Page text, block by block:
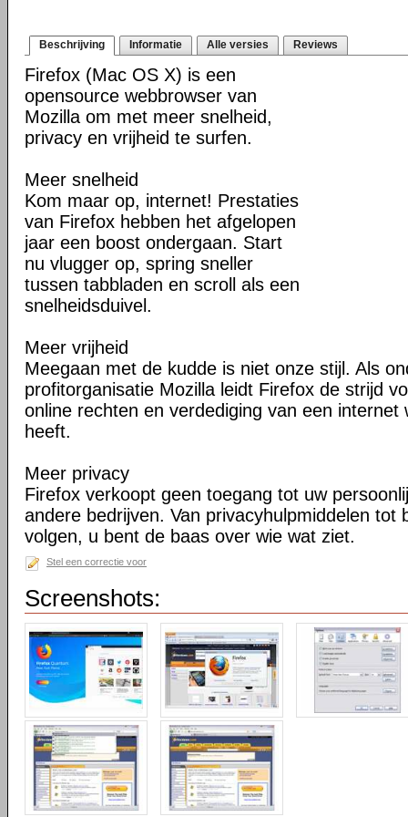
Beschrijving Informatie Alle versies Reviews
Firefox (Mac OS X) is een
opensource webbrowser van
Mozilla om met meer snelheid,
privacy en vrijheid te surfen.
Meer snelheid
Kom maar op, internet! Prestaties
van Firefox hebben het afgelopen
jaar een boost ondergaan. Start
nu vlugger op, spring sneller
tussen tabbladen en scroll als een
snelheidsduivel.
Meer vrijheid
Meegaan met de kudde is niet onze stijl. Als
profitorganisatie Mozilla leidt Firefox de strijd
online rechten en verdediging van een internet
heeft.
Meer privacy
Firefox verkoopt geen toegang tot uw
andere bedrijven. Van privacyhulpmiddelen tot
volgen, u bent de baas over wie wat ziet.
Stel een correctie voor
Screenshots: